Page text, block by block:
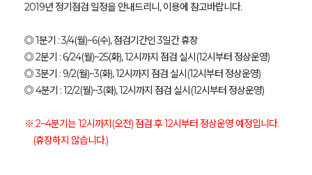
2019년 정기점검 일정을 안내드리니, 이용에 참고바랍니다.
◎ 1분기 : 3/4(월)~6(수), 점검기간인 3일간 휴장
◎ 2분기 : 6/24(월)~25(화), 12시까지 점검 실시(12시부터 정상운영)
◎ 3분기 : 9/2(월)~3(화), 12시까지 점검 실시(12시부터 정상운영)
◎ 4분기 : 12/2(월)~3(화), 12시까지 점검 실시(12시부터 정상운영)
※ 2~4분기는 12시까지(오전) 점검 후 12시부터 정상운영 예정입니다.
(휴장하지 않습니다.)